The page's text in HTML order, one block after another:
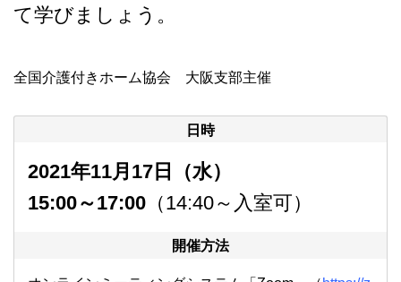
て学びましょう。
全国介護付きホーム協会 大阪支部主催
日時
2021年11月17日（水）
15:00～17:00 （14:40～入室可）
開催方法